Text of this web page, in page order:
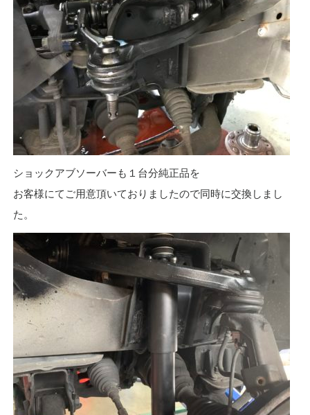
ショックアブソーバーも１台分純正品を
お客様にてご用意頂いておりましたので同時に交換しまし
た。